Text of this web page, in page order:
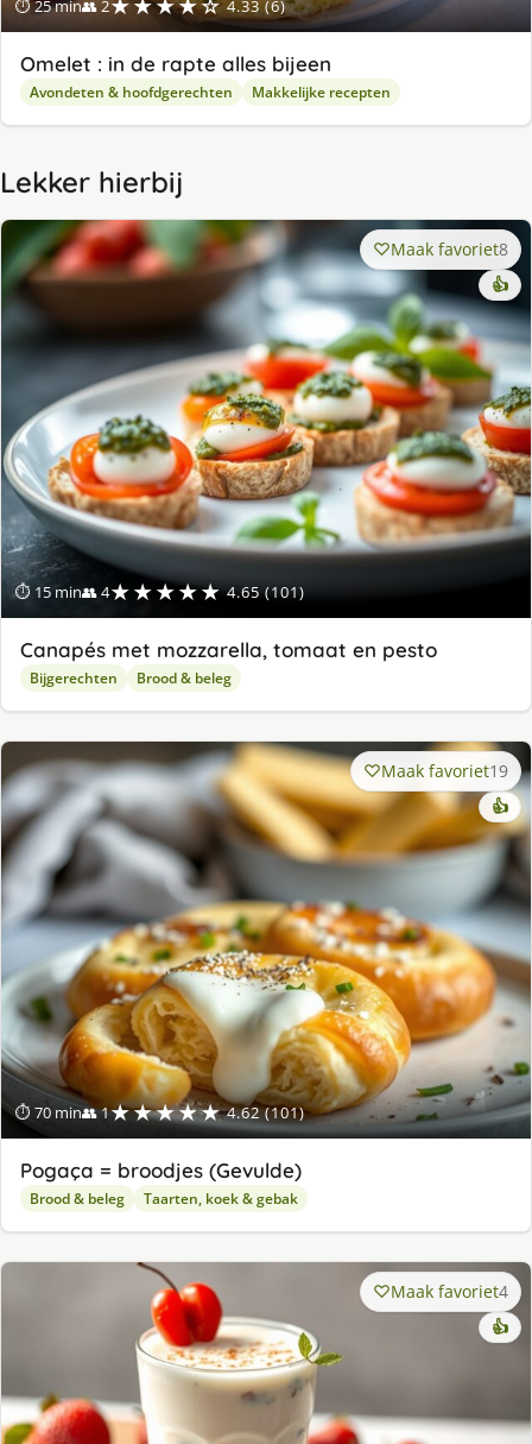
⏱ 25 min👥 2★★★★☆ 4.33 (6)
Omelet : in de rapte alles bijeen
Avondeten & hoofdgerechten Makkelijke recepten
Lekker hierbij
⏱ 15 min👥 4★★★★★ 4.65 (101)
Maak favoriet8
👍
Canapés met mozzarella, tomaat en pesto
Bijgerechten Brood & beleg
⏱ 70 min👥 1★★★★★ 4.62 (101)
Maak favoriet19
👍
Pogaça = broodjes (Gevulde)
Brood & beleg Taarten, koek & gebak
Maak favoriet4
👍